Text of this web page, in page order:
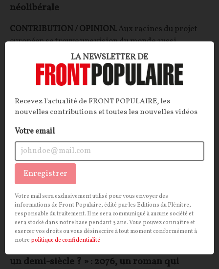
néolibérale
CONTRIBUTION / OPINION.Aux racines du projet
européen se trouve une vision du monde aussi
influente que peu discutée : le néolibéralisme.
Décorticage.
Bruno Guillard 24/07/2026 11commentaires
CULTURESOCIÉTÉ
« À quoi pourrait ressembler le monde dans
un demi-siècle ? » : 2076, un roman qui
LA NEWSLETTER DE
Recevez l'actualité de FRONT POPULAIRE, les
nouvelles contributions et toutes les nouvelles vidéos
Votre email
Enregistrer
Votre mail sera exclusivement utilisé pour vous envoyer des
informations de Front Populaire, édité par les Editions du Plénitre,
responsable du traitement. Il ne sera communiqué à aucune société et
sera stocké dans notre base pendant 3 ans. Vous pouvez connaître et
exercer vos droits ou vous désinscrire à tout moment conformément à
notre politique de confidentialité